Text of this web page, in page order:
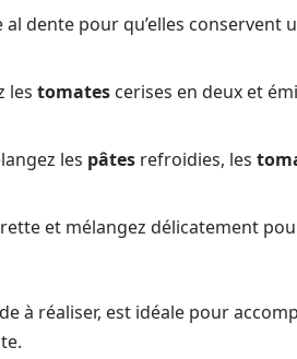
al dente pour qu’elles conservent
les tomates cerises en deux et
les pâtes refroidies, les
et mélangez délicatement
à réaliser, est idéale pour